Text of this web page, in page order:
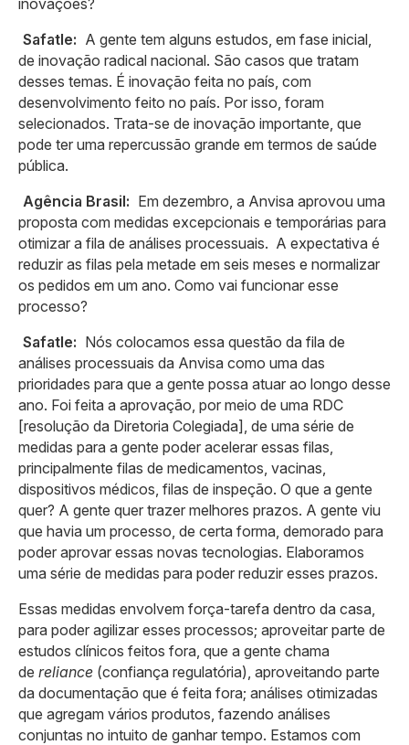
Safatle: A gente tem alguns estudos, em fase inicial,
de inovação radical nacional. São casos que tratam
desses temas. É inovação feita no país, com
desenvolvimento feito no país. Por isso, foram
selecionados. Trata-se de inovação importante, que
pode ter uma repercussão grande em termos de saúde
pública.
Agência Brasil: Em dezembro, a Anvisa aprovou uma
proposta com medidas excepcionais e temporárias para
otimizar a fila de análises processuais. A expectativa é
reduzir as filas pela metade em seis meses e normalizar
os pedidos em um ano. Como vai funcionar esse
processo?
Safatle: Nós colocamos essa questão da fila de
análises processuais da Anvisa como uma das
prioridades para que a gente possa atuar ao longo desse
ano. Foi feita a aprovação, por meio de uma RDC
[resolução da Diretoria Colegiada], de uma série de
medidas para a gente poder acelerar essas filas,
principalmente filas de medicamentos, vacinas,
dispositivos médicos, filas de inspeção. O que a gente
quer? A gente quer trazer melhores prazos. A gente viu
que havia um processo, de certa forma, demorado para
poder aprovar essas novas tecnologias. Elaboramos
uma série de medidas para poder reduzir esses prazos.
Essas medidas envolvem força-tarefa dentro da casa,
para poder agilizar esses processos; aproveitar parte de
estudos clínicos feitos fora, que a gente chama
de reliance (confiança regulatória), aproveitando parte
da documentação que é feita fora; análises otimizadas
que agregam vários produtos, fazendo análises
conjuntas no intuito de ganhar tempo. Estamos com